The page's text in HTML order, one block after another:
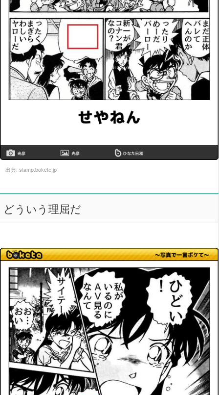
出典: stamp.bokete.jp
どういう理屈だ